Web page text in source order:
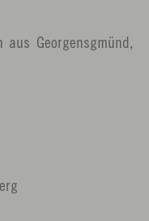
aus Georgensgmünd,